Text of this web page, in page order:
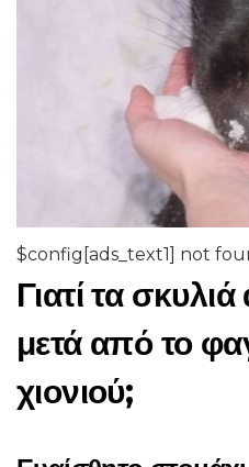
$config[ads_text1] not
Γιατί τα
μετά από το
χιονιού;